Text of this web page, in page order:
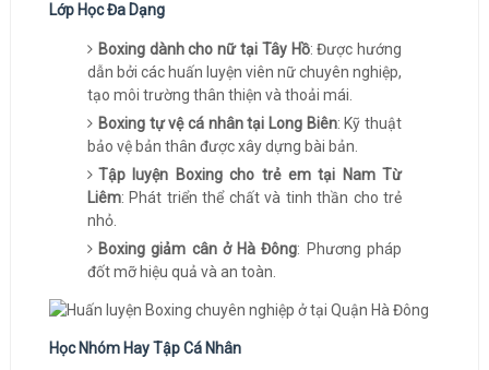
Lớp Học Đa Dạng
Boxing dành cho nữ tại Tây Hồ: Được hướng
dẫn bởi các huấn luyện viên nữ chuyên nghiệp,
tạo môi trường thân thiện và thoải mái.
Boxing tự vệ cá nhân tại Long Biên: Kỹ thuật
bảo vệ bản thân được xây dựng bài bản.
Tập luyện Boxing cho trẻ em tại Nam Từ
Liêm: Phát triển thể chất và tinh thần cho trẻ
nhỏ.
Boxing giảm cân ở Hà Đông: Phương pháp
đốt mỡ hiệu quả và an toàn.
Học Nhóm Hay Tập Cá Nhân